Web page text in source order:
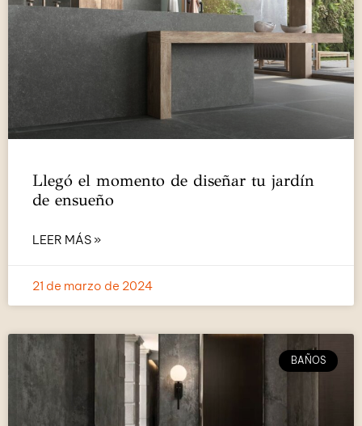
Llegó el momento de diseñar tu jardín
de ensueño
LEER MÁS »
21 de marzo de 2024
BAÑOS